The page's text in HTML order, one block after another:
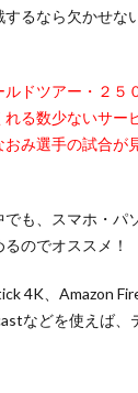
るなら欠かせな
ドツアー・２５
る数少ないサー
み選手の試合が
も、スマホ・パ
のでオススメ！
4K、Amazon
などを使えば、